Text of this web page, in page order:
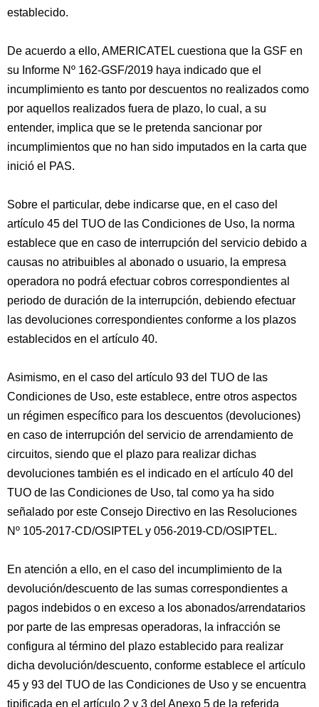
establecido.
De acuerdo a ello, AMERICATEL cuestiona que la GSF en
su Informe Nº 162-GSF/2019 haya indicado que el
incumplimiento es tanto por descuentos no realizados como
por aquellos realizados fuera de plazo, lo cual, a su
entender, implica que se le pretenda sancionar por
incumplimientos que no han sido imputados en la carta que
inició el PAS.
Sobre el particular, debe indicarse que, en el caso del
artículo 45 del TUO de las Condiciones de Uso, la norma
establece que en caso de interrupción del servicio debido a
causas no atribuibles al abonado o usuario, la empresa
operadora no podrá efectuar cobros correspondientes al
periodo de duración de la interrupción, debiendo efectuar
las devoluciones correspondientes conforme a los plazos
establecidos en el artículo 40.
Asimismo, en el caso del artículo 93 del TUO de las
Condiciones de Uso, este establece, entre otros aspectos
un régimen específico para los descuentos (devoluciones)
en caso de interrupción del servicio de arrendamiento de
circuitos, siendo que el plazo para realizar dichas
devoluciones también es el indicado en el artículo 40 del
TUO de las Condiciones de Uso, tal como ya ha sido
señalado por este Consejo Directivo en las Resoluciones
Nº 105-2017-CD/OSIPTEL y 056-2019-CD/OSIPTEL.
En atención a ello, en el caso del incumplimiento de la
devolución/descuento de las sumas correspondientes a
pagos indebidos o en exceso a los abonados/arrendatarios
por parte de las empresas operadoras, la infracción se
configura al término del plazo establecido para realizar
dicha devolución/descuento, conforme establece el artículo
45 y 93 del TUO de las Condiciones de Uso y se encuentra
tipificada en el artículo 2 y 3 del Anexo 5 de la referida